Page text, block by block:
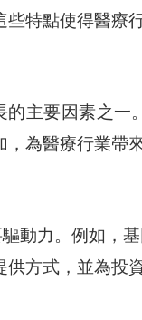
特點使得醫療
主要因素之
為醫療行業帶
動力。例如，
方式，並為投